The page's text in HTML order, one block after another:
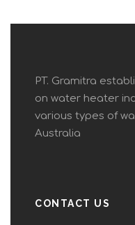
PT. Gramitra
on water heater
various types of
Australia
CONTACT US